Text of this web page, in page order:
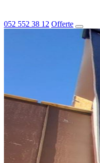
052 552 38 12 Offerte